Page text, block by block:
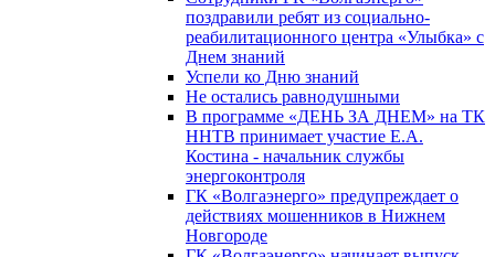
поздравили ребят из социально-
реабилитационного центра «Улыбка» с
Днем знаний
Успели ко Дню знаний
Не остались равнодушными
В программе «ДЕНЬ ЗА ДНЕМ» на ТК
ННТВ принимает участие Е.А.
Костина - начальник службы
энергоконтроля
ГК «Волгаэнерго» предупреждает о
действиях мошенников в Нижнем
Новгороде